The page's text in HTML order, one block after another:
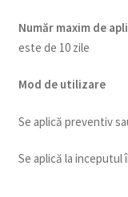
Număr maxim de
este de 10 zile
Mod de utilizare
Se aplică preventiv
Se aplică la